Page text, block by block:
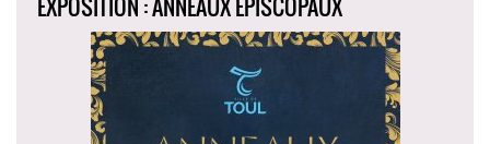
EXPOSITION : ANNEAUX ÉPISCOPAUX